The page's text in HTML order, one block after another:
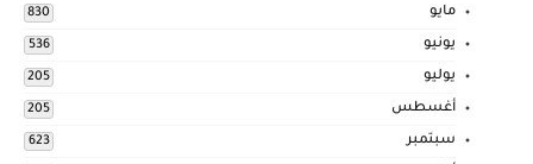
مايو 830
يونيو 536
يوليو 205
أغسطس 205
سبتمبر 623